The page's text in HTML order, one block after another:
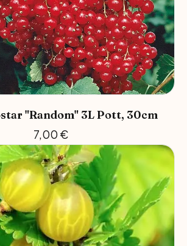
"Random" 3L Pott, 30cm
7,00 €